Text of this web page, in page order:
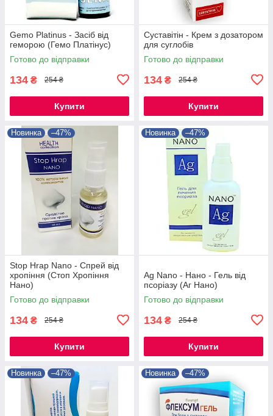
Gemo Platinus - Засіб від
геморою (Гемо Платінус)
Готово до відправки
134 ₴ 254 ₴
Купити
Суставітін - Крем з дозатором
для суглобів
Готово до відправки
134 ₴ 254 ₴
Купити
Новинка –47%
Stop Hrap Nano - Спрей від
хропіння (Стоп Хропіння
Нано)
Готово до відправки
134 ₴ 254 ₴
Купити
Новинка –47%
Ag Nano - Нано - Гель від
псоріазу (Аг Нано)
Готово до відправки
134 ₴ 254 ₴
Купити
Новинка –47% Новинка –47%